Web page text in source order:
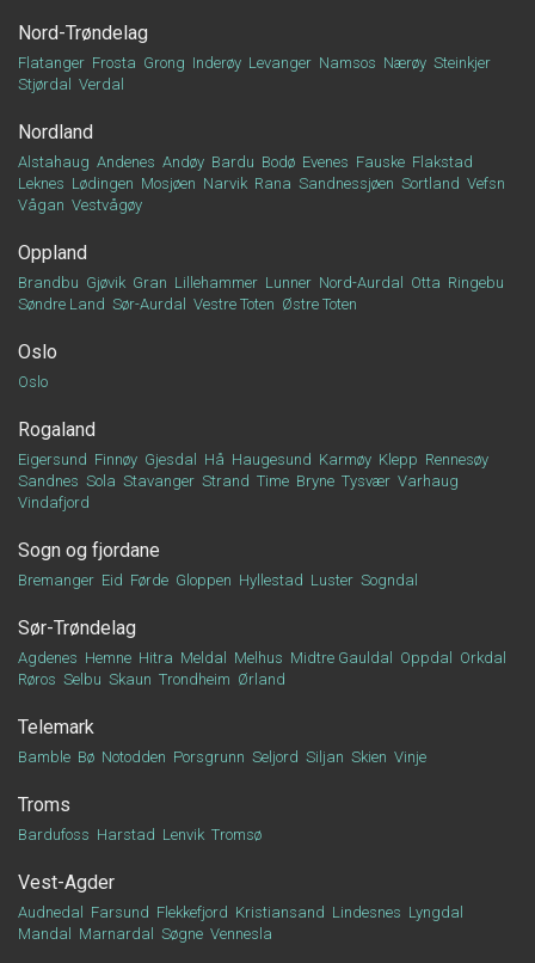
Nord-Trøndelag
Flatanger Frosta Grong Inderøy Levanger Namsos Nærøy Steinkjer
Stjørdal
Verdal
Nordland
Alstahaug Andenes Andøy Bardu Bodø Evenes Fauske Flakstad
Leknes Lødingen Mosjøen Narvik Rana Sandnessjøen Sortland Vefsn
Vågan Vestvågøy
Oppland
Brandbu Gjøvik Gran Lillehammer Lunner Nord-Aurdal Otta Ringebu
Søndre Land Sør-Aurdal Vestre Toten Østre Toten
Oslo
Oslo
Rogaland
Eigersund Finnøy Gjesdal Hå Haugesund Karmøy Klepp Rennesøy
Sandnes Sola Stavanger Strand Time Bryne Tysvær Varhaug
Vindafjord
Sogn og fjordane
Bremanger Eid Førde Gloppen Hyllestad Luster Sogndal
Sør-Trøndelag
Agdenes Hemne Hitra Meldal Melhus Midtre Gauldal Oppdal
Orkdal
Røros Selbu Skaun Trondheim Ørland
Telemark
Bamble Bø Notodden Porsgrunn Seljord Siljan Skien Vinje
Troms
Bardufoss Harstad Lenvik Tromsø
Vest-Agder
Audnedal Farsund Flekkefjord Kristiansand Lindesnes Lyngdal
Mandal
Marnardal Søgne Vennesla